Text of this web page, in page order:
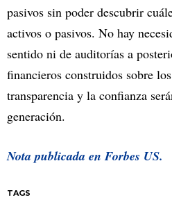
pasivos sin poder descubrir
activos o pasivos. No hay
sentido ni de auditorías a
financieros construidos sobre
transparencia y la confianza
generación.
Nota publicada en Forbes US.
TAGS